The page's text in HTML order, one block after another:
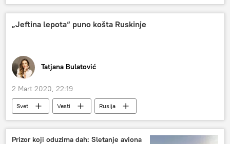
atomska bomba
reagovanje
Ukrajina
Aleksej Puškov
„Jeftina lepota“ puno košta Ruskinje
Tatjana Bulatović
2 Mart 2020, 22:19
Svet Vesti
Rusija
kozmetika
kozmetički salon
Ruska medicina
Prizor koji oduzima dah: Sletanje aviona